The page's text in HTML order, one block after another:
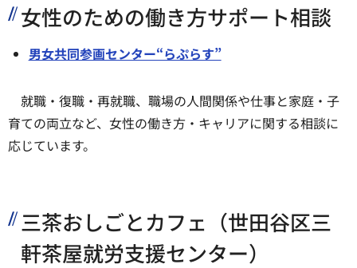
​​​​​​女性のための働き方サポート相談
男女共同参画センター“らぷらす”
就職・復職・再就職、職場の人間関係や仕事と家庭・子
育ての両立など、女性の働き方・キャリアに関する相談に
応じています。
三茶おしごとカフェ（世田谷区三
軒茶屋就労支援センター）